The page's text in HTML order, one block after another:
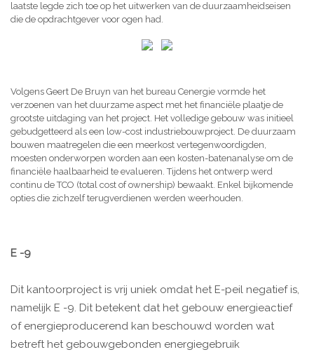
laatste legde zich toe op het uitwerken van de duurzaamheidseisen
die de opdrachtgever voor ogen had.
Volgens Geert De Bruyn van het bureau Cenergie vormde het
verzoenen van het duurzame aspect met het financiële plaatje de
grootste uitdaging van het project. Het volledige gebouw was initieel
gebudgetteerd als een low-cost industriebouwproject. De duurzaam
bouwen maatregelen die een meerkost vertegenwoordigden,
moesten onderworpen worden aan een kosten-batenanalyse om de
financiële haalbaarheid te evalueren. Tijdens het ontwerp werd
continu de TCO (total cost of ownership) bewaakt. Enkel bijkomende
opties die zichzelf terugverdienen werden weerhouden.
E -9
Dit kantoorproject is vrij uniek omdat het E-peil negatief is,
namelijk E -9. Dit betekent dat het gebouw energieactief
of energieproducerend kan beschouwd worden wat
betreft het gebouwgebonden energiegebruik